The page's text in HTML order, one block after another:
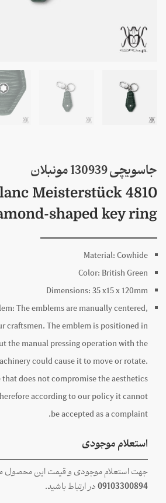
جاسویچی 130939 مونبلان
Meisterstück 4810
shaped key ring
Material:Cowhide
Color: British Green
Dimensions:35 x15 x120mm
The emblems are manually centered,
craftsmen. The emblem is positioned in
the manual pressing operation with the
could cause it to move or rotate.
that does not compromise the aesthetics
according to our policy it cannot
be accepted as a complaint.
استعلام موجودی
جهت استعلام موجودی و قیمت این محصول
09103300894در ارتباط باشید.